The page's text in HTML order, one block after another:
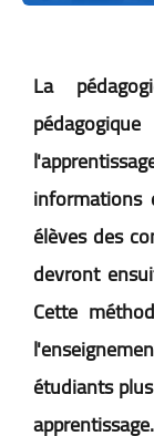
La
informations
élèves des
devront
Cette
étudiants